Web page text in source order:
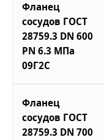
Фланец
сосудов ГОСТ
28759.3 DN 600
PN 6.3 МПа
09Г2С
Фланец
сосудов ГОСТ
28759.3 DN 700